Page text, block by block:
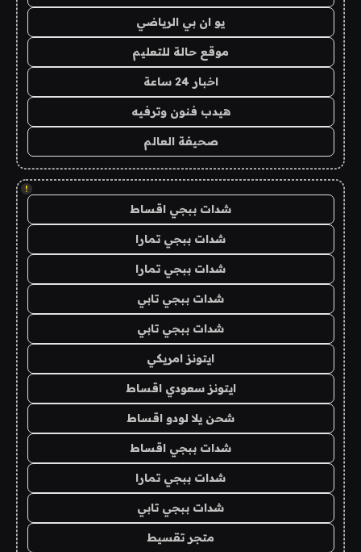
يو ان بي الرياضي
موقع حالة للتعليم
اخبار 24 ساعة
هيدب فنون وترفيه
صحيفة العالم
!
شدات ببجي اقساط
شدات ببجي تمارا
شدات ببجي تمارا
شدات ببجي تابي
شدات ببجي تابي
ايتونز امريكي
ايتونز سعودي اقساط
شحن يلا لودو اقساط
شدات ببجي اقساط
شدات ببجي تمارا
شدات ببجي تابي
متجر تقسيط